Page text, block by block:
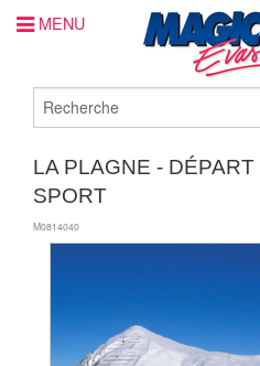
MENU
LA PLAGNE -
SPORT
M0814040